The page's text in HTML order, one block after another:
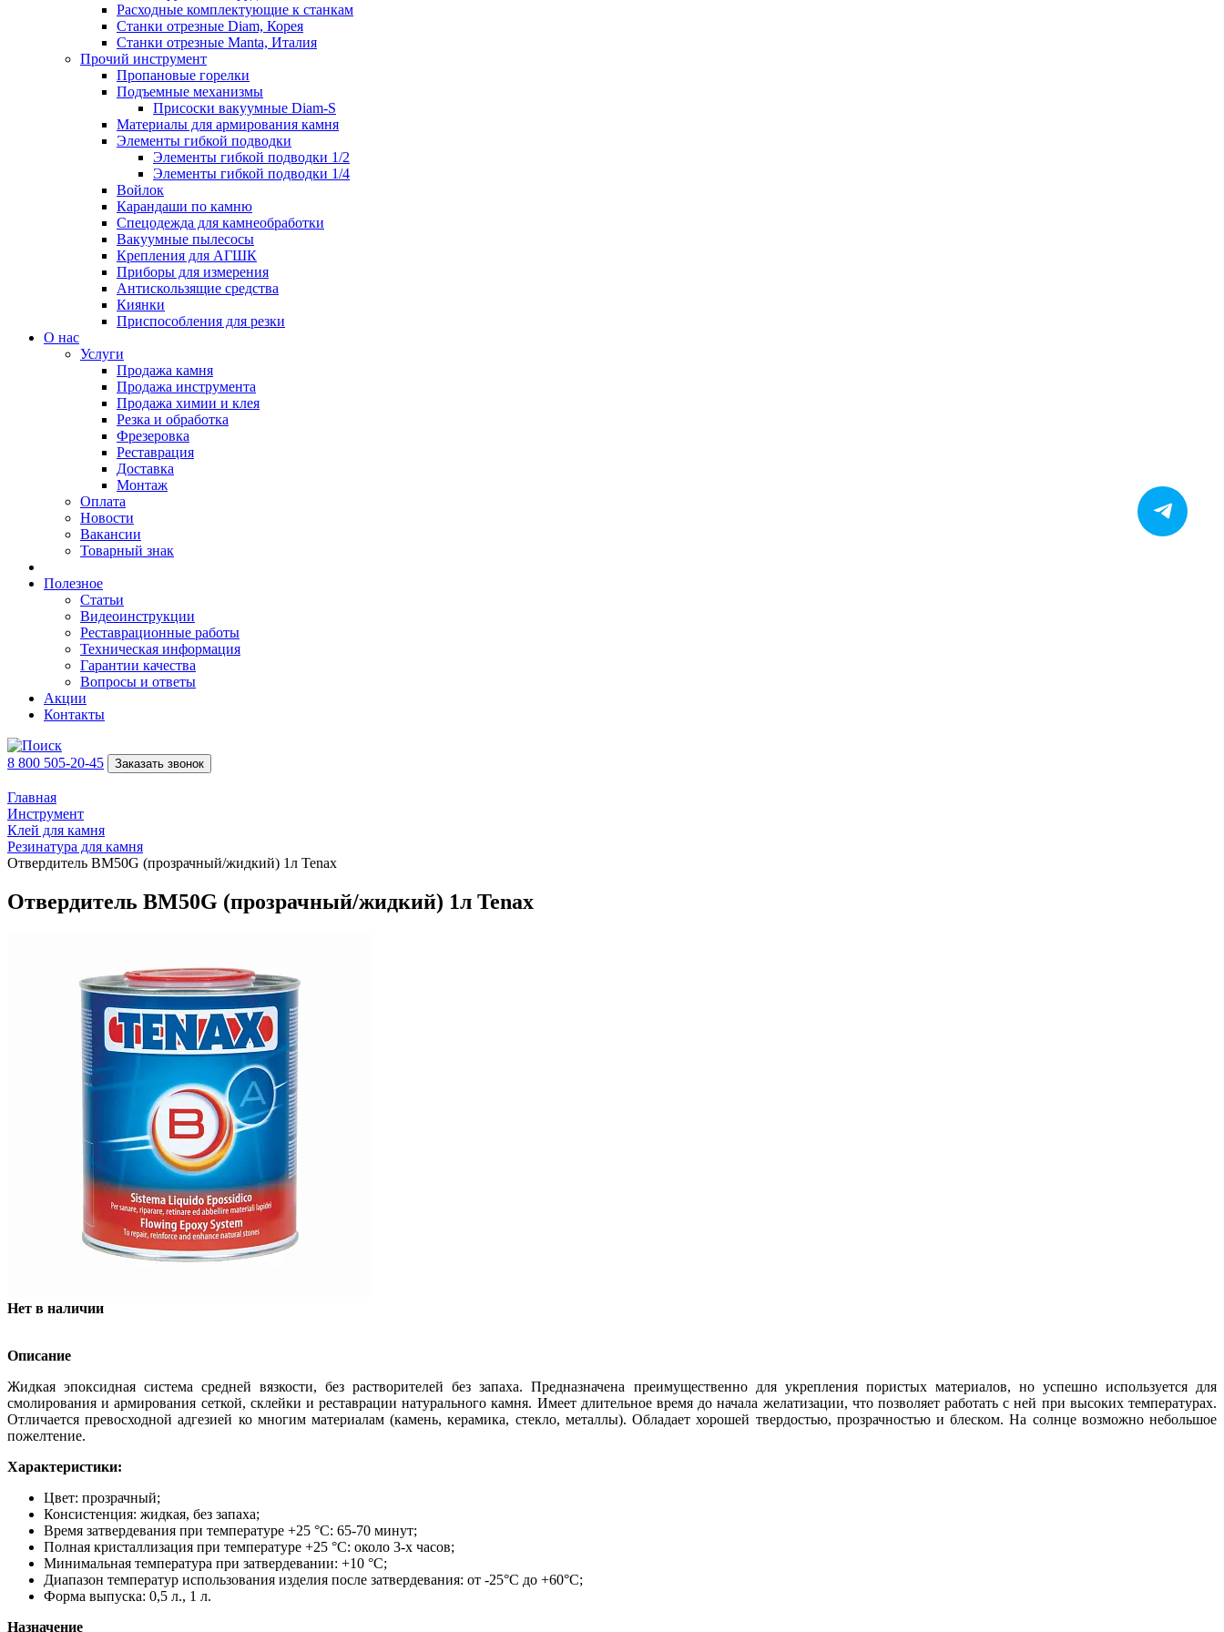
Расходные комплектующие к станкам
Станки отрезные Diam, Корея
Станки отрезные Manta, Италия
Прочий инструмент
Пропановые горелки
Подъeмные механизмы
Присоски вакуумные Diam-S
Материалы для армирования камня
Элементы гибкой подводки
Элементы гибкой подводки 1/2
Элементы гибкой подводки 1/4
Войлок
Карандаши по камню
Спецодежда для камнеобработки
Вакуумные пылесосы
Крепления для АГШК
Приборы для измерения
Антискользящие средства
Киянки
Приспособления для резки
О нас
Услуги
Продажа камня
Продажа инструмента
Продажа химии и клея
Резка и обработка
Фрезеровка
Реставрация
Доставка
Монтаж
Оплата
Новости
Вакансии
Товарный знак
Полезное
Статьи
Видеоинструкции
Реставрационные работы
Техническая информация
Гарантии качества
Вопросы и ответы
Акции
Контакты
8 800 505-20-45 Заказать звонок
Главная
Инструмент
Клей для камня
Резинатура для камня
Отвердитель BM50G (прозрачный/жидкий) 1л Tenax
Отвердитель BM50G (прозрачный/жидкий) 1л Tenax
Нет в наличии
Описание
Жидкая эпоксидная система средней вязкости, без растворителей без запаха. Предназначена преимущественно для укрепления пористых материалов, но успешно используется для
смолирования и армирования сеткой, склейки и реставрации натурального камня. Имеет длительное время до начала желатизации, что позволяет работать с ней при высоких температурах.
Отличается превосходной адгезией ко многим материалам (камень, керамика, стекло, металлы). Обладает хорошей твердостью, прозрачностью и блеском. На солнце возможно небольшое
пожелтение.
Характеристики:
Цвет: прозрачный;
Консистенция: жидкая, без запаха;
Время затвердевания при температуре +25 °С: 65-70 минут;
Полная кристаллизация при температуре +25 °С: около 3-х часов;
Минимальная температура при затвердевании: +10 °С;
Диапазон температур использования изделия после затвердевания: от -25°С до +60°С;
Форма выпуска: 0,5 л., 1 л.
Назначение